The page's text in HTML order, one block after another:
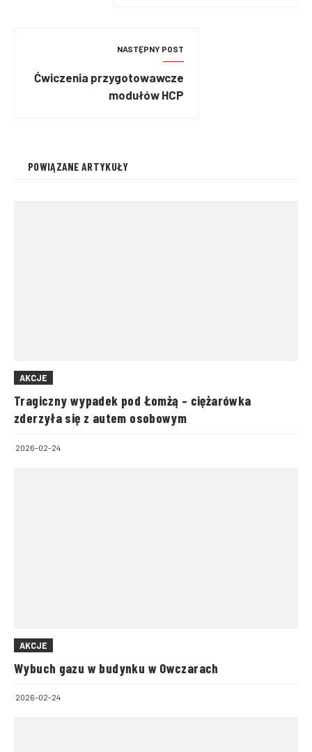
NASTĘPNY POST
Ćwiczenia przygotowawcze
modułów HCP
POWIĄZANE ARTYKUŁY
AKCJE
Tragiczny wypadek pod Łomżą – ciężarówka
zderzyła się z autem osobowym
2026-02-24
AKCJE
Wybuch gazu w budynku w Owczarach
2026-02-24